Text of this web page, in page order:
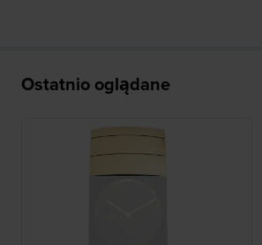
Ostatnio oglądane